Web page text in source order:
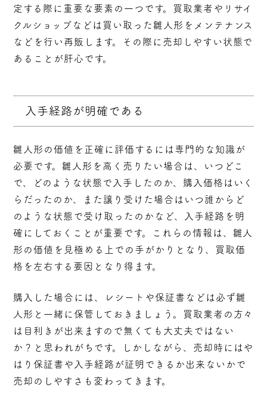
定する際に重要な要素の一つです。買取業者やリサイ
クルショップなどは買い取った雛人形をメンテナンス
などを行い再販します。その際に売却しやすい状態で
あることが肝心です。
入手経路が明確である
雛人形の価値を正確に評価するには専門的な知識が
必要です。雛人形を高く売りたい場合は、いつどこ
で、どのような状態で入手したのか、購入価格はいく
らだったのか、また譲り受けた場合はいつ誰からど
のような状態で受け取ったのかなど、入手経路を明
確にしておくことが重要です。これらの情報は、雛人
形の価値を見極める上での手がかりとなり、買取価
格を左右する要因となり得ます。
購入した場合には、レシートや保証書などは必ず雛
人形と一緒に保管しておきましょう。買取業者の方々
は目利きが出来ますので無くても大丈夫ではない
か？と思われがちです。しかしながら、売却時にはや
はり保証書や入手経路が証明できるか出来ないかで
売却のしやすさも変わってきます。